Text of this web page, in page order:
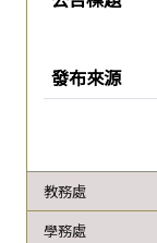
發布來源
教務處
學務處